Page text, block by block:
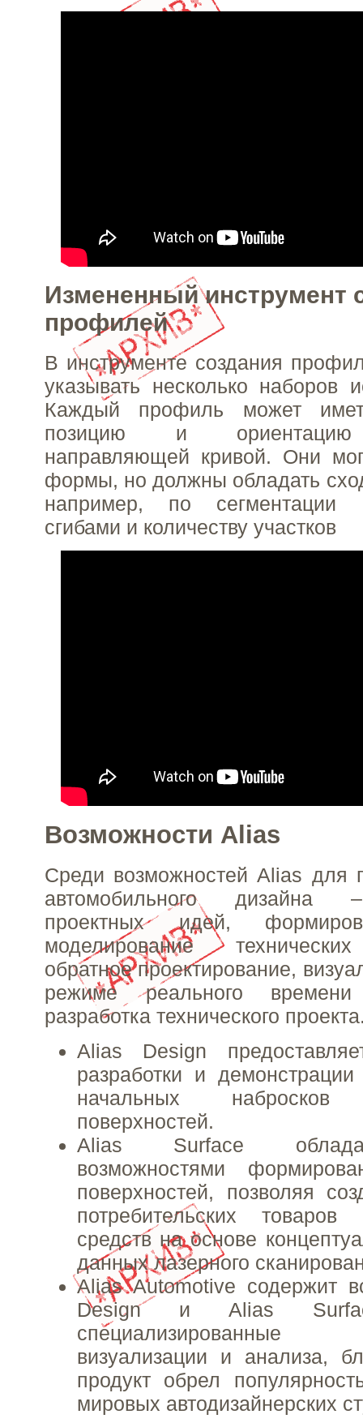
Измененный инструмент
профилей
В инструменте создания
указывать несколько наборов
Каждый профиль может
позицию и ориентацию
направляющей кривой. Они
формы, но должны обладать
например, по сегментации
сгибами и количеству участков
Возможности Alias
Среди возможностей Alias для
автомобильного дизайна
проектных идей,
моделирование
обратное проектирование,
режиме реального
разработка технического
Alias Design
разработки и
начальных
поверхностей.
Alias Surface
возможностями
поверхностей, позволяя
потребительских
средств на основе
данных лазерного
Alias Automotive содержит
Design и Alias
специализированные
визуализации и анализа,
продукт обрел
мировых автодизайнерских